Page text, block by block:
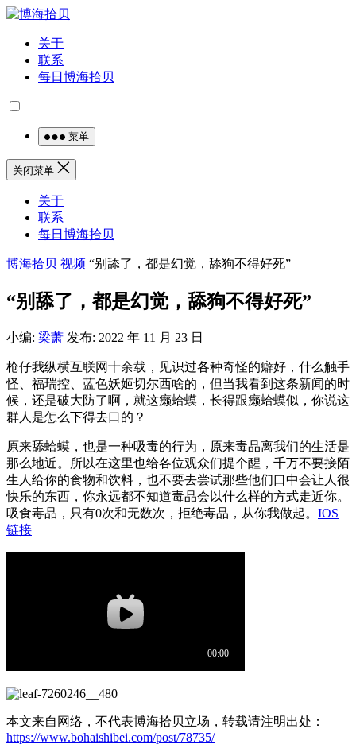
关于
联系
每日博海拾贝
菜单
关闭菜单
关于
联系
每日博海拾贝
博海拾贝 视频 “别舔了，都是幻觉，舔狗不得好死”
“别舔了，都是幻觉，舔狗不得好死”
小编: 梁萧 发布: 2022 年 11 月 23 日
枪仔我纵横互联网十余载，见识过各种奇怪的癖好，什么触手
怪、福瑞控、蓝色妖姬切尔西啥的，但当我看到这条新闻的时
候，还是破大防了啊，就这癞蛤蟆，长得跟癞蛤蟆似，你说这
群人是怎么下得去口的？
原来舔蛤蟆，也是一种吸毒的行为，原来毒品离我们的生活是
那么地近。所以在这里也给各位观众们提个醒，千万不要接陌
生人给你的食物和饮料，也不要去尝试那些他们口中会让人很
快乐的东西，你永远都不知道毒品会以什么样的方式走近你。
吸食毒品，只有0次和无数次，拒绝毒品，从你我做起。 IOS
链接
本文来自网络，不代表博海拾贝立场，转载请注明出处：
https://www.bohaishibei.com/post/78735/